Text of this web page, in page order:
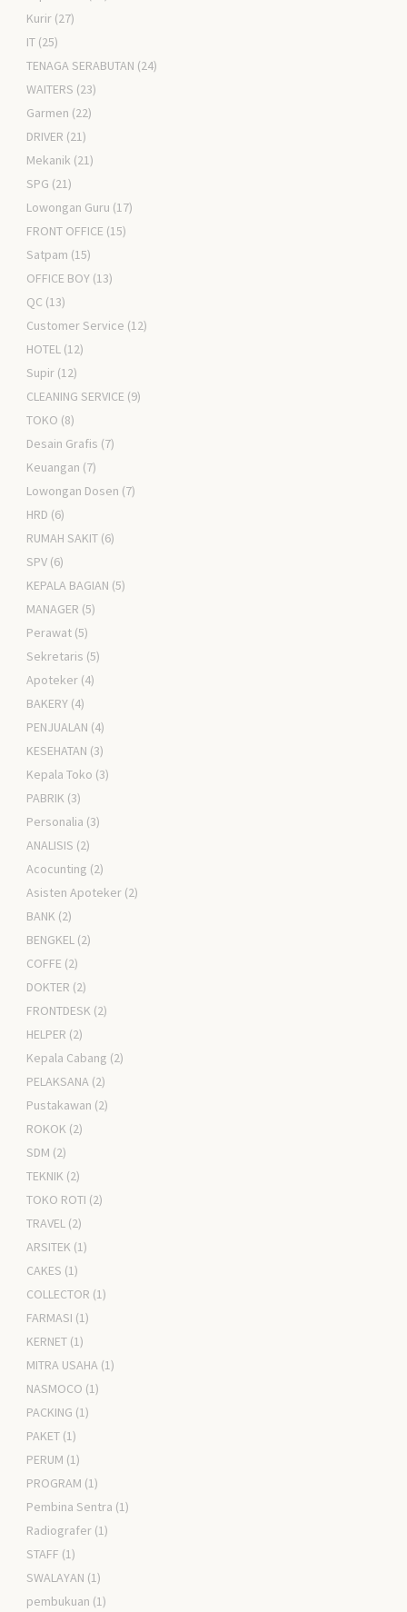
Kurir (27)
IT (25)
TENAGA SERABUTAN (24)
WAITERS (23)
Garmen (22)
DRIVER (21)
Mekanik (21)
SPG (21)
Lowongan Guru (17)
FRONT OFFICE (15)
Satpam (15)
OFFICE BOY (13)
QC (13)
Customer Service (12)
HOTEL (12)
Supir (12)
CLEANING SERVICE (9)
TOKO (8)
Desain Grafis (7)
Keuangan (7)
Lowongan Dosen (7)
HRD (6)
RUMAH SAKIT (6)
SPV (6)
KEPALA BAGIAN (5)
MANAGER (5)
Perawat (5)
Sekretaris (5)
Apoteker (4)
BAKERY (4)
PENJUALAN (4)
KESEHATAN (3)
Kepala Toko (3)
PABRIK (3)
Personalia (3)
ANALISIS (2)
Acocunting (2)
Asisten Apoteker (2)
BANK (2)
BENGKEL (2)
COFFE (2)
DOKTER (2)
FRONTDESK (2)
HELPER (2)
Kepala Cabang (2)
PELAKSANA (2)
Pustakawan (2)
ROKOK (2)
SDM (2)
TEKNIK (2)
TOKO ROTI (2)
TRAVEL (2)
ARSITEK (1)
CAKES (1)
COLLECTOR (1)
FARMASI (1)
KERNET (1)
MITRA USAHA (1)
NASMOCO (1)
PACKING (1)
PAKET (1)
PERUM (1)
PROGRAM (1)
Pembina Sentra (1)
Radiografer (1)
STAFF (1)
SWALAYAN (1)
pembukuan (1)